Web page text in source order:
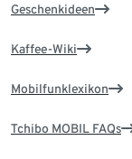
Geschenkideen
Kaffee-Wiki
Mobilfunklexikon
Tchibo MOBIL FAQs